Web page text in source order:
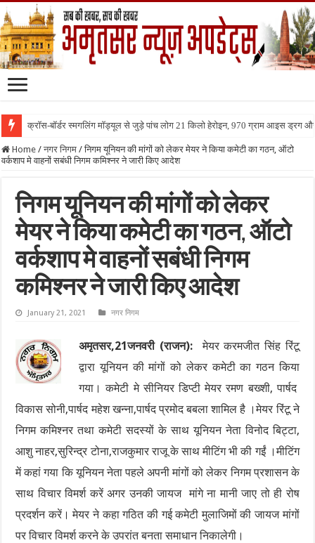
क्रॉस-बॉर्डर स्मगलिंग मॉड्यूल से जुड़े पांच लोग 21 किलो हेरोइन, 970 ग्राम आइस ड्रग
Home / नगर निगम / निगम यूनियन की मांगों को लेकर मेयर ने किया कमेटी का गठन, ऑटो
वर्कशाप मे वाहनों सबंधी निगम कमिश्नर ने जारी किए आदेश
निगम यूनियन की मांगों को लेकर
मेयर ने किया कमेटी का गठन, ऑटो
वर्कशाप मे वाहनों सबंधी निगम
कमिश्नर ने जारी किए आदेश
January 21, 2021 नगर निगम
अमृतसर,21जनवरी (राजन): मेयर करमजीत सिंह रिंटू
द्वारा यूनियन की मांगों को लेकर कमेटी का गठन किया
गया। कमेटी मे सीनियर डिप्टी मेयर रमण बख्शी, पार्षद
विकास सोनी,पार्षद महेश खन्ना,पार्षद प्रमोद बबला शामिल है ।मेयर रिंटू ने
निगम कमिश्नर तथा कमेटी सदस्यों के साथ यूनियन नेता विनोद बिट्टा,
आशु नाहर,सुरिन्द्र टोना,राजकुमार राजू के साथ मीटिंग भी की गईं ।मीटिंग
में कहां गया कि यूनियन नेता पहले अपनी मांगों को लेकर निगम प्रशासन के
साथ विचार विमर्श करें अगर उनकी जायज मांगे ना मानी जाए तो ही रोष
प्रदर्शन करें। मेयर ने कहा गठित की गई कमेटी मुलाजिमों की जायज मांगों
पर विचार विमर्श करने के उपरांत बनता समाधान निकालेगी।